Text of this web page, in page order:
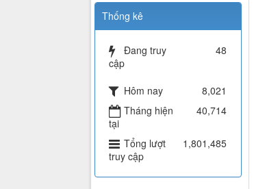
Thống kê
Đang truy
cập
48
Hôm nay
8,021
Tháng hiện
tại
40,714
Tổng lượt
truy cập
1,801,485